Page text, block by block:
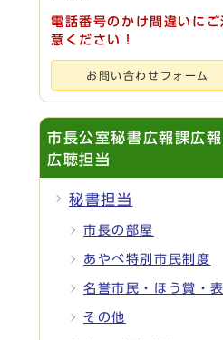
電話番号のかけ間違いにご
意ください！
お問い合わせフォーム
市長公室秘書広報課広報
広聴担当
秘書担当
市長の部屋
あやべ特別市民制度
名誉市民・ほう賞・
その他